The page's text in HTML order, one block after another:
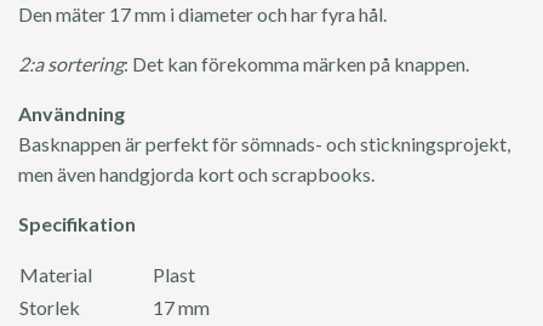
Den mäter 17 mm i diameter och har fyra hål.
2:a sortering: Det kan förekomma märken på knappen.
Användning
Basknappen är perfekt för sömnads- och stickningsprojekt,
men även handgjorda kort och scrapbooks.
Specifikation
Material
Plast
Storlek
17 mm